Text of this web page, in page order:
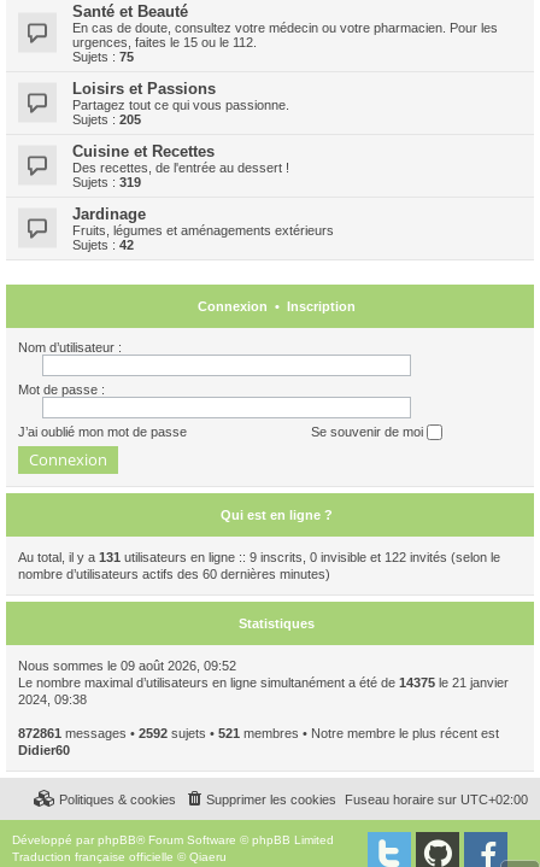
Santé et Beauté
En cas de doute, consultez votre médecin ou votre pharmacien. Pour les
urgences, faites le 15 ou le 112.
Sujets : 75
Loisirs et Passions
Partagez tout ce qui vous passionne.
Sujets : 205
Cuisine et Recettes
Des recettes, de l'entrée au dessert !
Sujets : 319
Jardinage
Fruits, légumes et aménagements extérieurs
Sujets : 42
Connexion • Inscription
Nom d’utilisateur :
Mot de passe :
J’ai oublié mon mot de passe Se souvenir de moi
Qui est en ligne ?
Au total, il y a 131 utilisateurs en ligne :: 9 inscrits, 0 invisible et 122 invités (selon le
nombre d’utilisateurs actifs des 60 dernières minutes)
Statistiques
Nous sommes le 09 août 2026, 09:52
Le nombre maximal d’utilisateurs en ligne simultanément a été de 14375 le 21 janvier
2024, 09:38
872861 messages • 2592 sujets • 521 membres • Notre membre le plus récent est
Didier60
Fuseau horaire sur UTC+02:00
Supprimer les cookies
Politiques & cookies
Développé par phpBB® Forum Software © phpBB Limited
Traduction française officielle ©Qiaeru